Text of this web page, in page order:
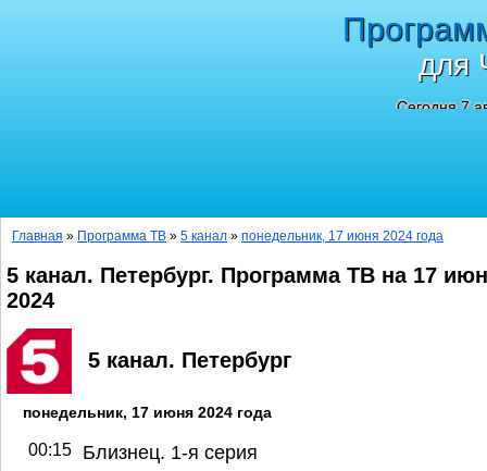
для
Сегодня 7
Главная » Программа ТВ » 5 канал » понедельник, 17 июня 2024 года
5 канал. Петербург. Программа ТВ на 17
2024
5 канал. Петербург
понедельник, 17 июня 2024 года
00:15 Близнец. 1-я серия